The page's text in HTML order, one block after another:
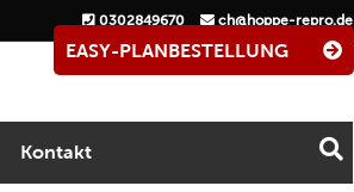
0302849670 ch@hoppe-repro.de
EASY-PLANBESTELLUNG
Kontakt